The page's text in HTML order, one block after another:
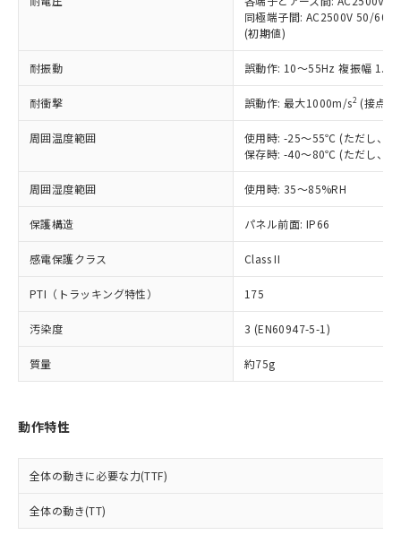
同極端子間: AC2500V 50/
(初期値)
耐振動 誤動作: 10～55Hz 複振幅
耐衝撃 誤動作: 最大1000m/s2 (接点
周囲温度範囲
使用時: -25～55℃ (ただし、氷
保存時: -40～80℃ (ただし、氷
周囲湿度範囲 使用時: 35～85%RH
保護構造 パネル前面: IP66
感電保護クラス Class II
PTI（トラッキング特性） 175
汚染度 3 (EN60947-5-1)
質量 約75g
動作特性
全体の動きに必要な力(TTF)
全体の動き(TT)
在庫状況および標準価格照会結果は、
記載している更新日時点での社内デー
タに基づき作成されるものであり、閲
覧された時点での実際の在庫および標
準価格とは異なる場合があることをご
正式な納期状況および標準価格はお客
様のお取引先、またはお客様担当のオ
ムロン制御機器販売店・当社販売員に
オムロン制御機器販売店や当社販売拠
販売ネットワーク
」をご確認
在庫状況および標準価格結果を当社の
事前の承諾なく第三者に漏洩または開
示しないようお願いします。
マイパーツ機能（部品リスト作成サー
ビス）をご利用いただくには、I-Web
メンバーズにご登録されている必要が
引・商談に必要な範囲で利用すること
をご了承ください。
※当社の共同利用者とは、
の共同利用に関して"
の「1.共同利
むを得ず変更することがあります。
六価クロム(Cr(Ⅵ)) 1000ppm以下、ポリ臭化ビフェニル
類(PBB) 1000ppm以下、ポリ臭化ジフェニルエーテル類
(PBDE) 1000ppm以下、フタル酸ビス(2-エチルヘキシ
ル) (DEHP)(別名：DOP) 1000ppm以下、フタル酸ブチ
ルベンジル（BBP） 1000ppm以下、フタル酸ジブチル
（DBP） 1000ppm以下、フタル酸ジイソブチル
適用除外項目は除く。
フタル酸エステル類の４物質については閾値を超える意
図的な使用がないことを確認しています。
部品在庫の切り替え状況などにより、予定
月が前後することがあります。
とができます。
51物質の非含有証明書（当社基準）
「－」：未確認です。当社販売部門へお問
*中国RoHS10物質の基準値 (GB/T26572)：
Pb(鉛) :1000ppm、 Hg(水銀) : 1000ppm、 Cd(カドミウ
Cr(Ⅵ)(六価クロム) : 1000ppm、 PBBs(ポリ臭化ビフェ
DBP(フタル酸ジブチル) : 1000ppm、 DIBP(フタル酸ジ
イソブチル) : 1000ppm、 BBP(フタル酸ブチルベンジ
DEHP(フタル酸ビス(2-エチルヘキシル)) : 1000ppm
※2 環境保護使用期限
「ｅ」：有害物質（10物質）のすべてが基
準値以下であることを示します。
「10」：通常の使用状況下において有害物
質が外部に漏えいし、環境に深刻な影響を
及ぼさない年数を意味します。
「－」：未確認です。当社販売部門へお問
い合わせください。
為替および外国貿易法に定める商品
（以下｢規制貨物等」という）を輸出
または国外への提供する場合は、日本
国政府の輸出許可(または役務取引許
可)を取得するなどの必要な手続きを
当社は規制貨物を破棄する場合は、完
全に破砕するなど、違法に輸出されな
いよう必要な手段を講じます。
当社は貴社製品を、核兵器、ミサイ
ル、化学兵器、生物兵器またはその他
武器並びにこれらの製造装置等に一切
当社は、貴社製品を第三者に販売する
場合は、上記1、2および3の内容を当
該第三者に通知します。また当社は、
販売先および販売に係わる関係者が違
法に輸出するおそれがある場合は、取
り引きをいたしません。
一定数以上の在庫あり
一定数には満たないが在庫あり
在庫なし(最新の在庫状況につ
いては、お客様のお取引先、ま
たはお客様担当のオムロン制御
機器販売店・当社販売員にご確
受注生産機種、また在庫状況の
情報を公開していない機種